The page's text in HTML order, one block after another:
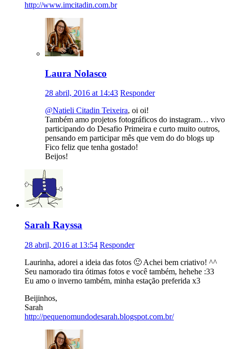
http://www.imcitadin.com.br
Laura Nolasco
28 abril, 2016 at 14:43 Responder
@Natieli Citadin Teixeira, oi oi!
Também amo projetos fotográficos do instagram… vivo
participando do Desafio Primeira e curto muito outros,
pensando em participar mês que vem do do blogs up
Fico feliz que tenha gostado!
Beijos!
Sarah Rayssa
28 abril, 2016 at 13:54 Responder
Laurinha, adorei a ideia das fotos 🙂 Achei bem criativo! ^^
Seu namorado tira ótimas fotos e você também, hehehe :33
Eu amo o inverno também, minha estação preferida x3
Beijinhos,
Sarah
http://pequenomundodesarah.blogspot.com.br/